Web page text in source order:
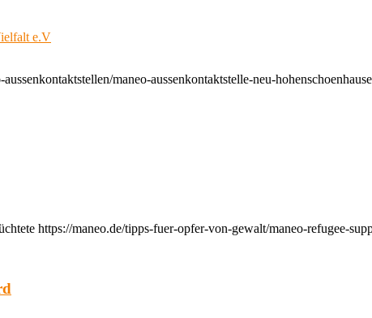
e.V
maneo-aussenkontaktstelle-neu-
https://maneo.de/tipps-fuer-opfer-von-gewalt/maneo-refugee-